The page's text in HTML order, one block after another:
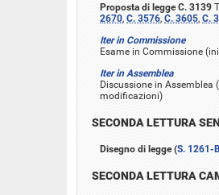
Proposta di legge C. 3139
2670, C. 3576, C. 3605, C.
Iter in Commissione
Esame in Commissione
Iter in Assemblea
Discussione in
modificazioni)
SECONDA LETTURA
Disegno di legge (S. 1261-
SECONDA LETTURA